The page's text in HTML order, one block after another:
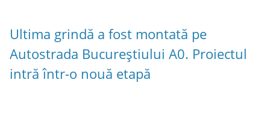
Ultima grindă a fost montată pe
Autostrada Bucureștiului A0. Proiectul
intră într-o nouă etapă